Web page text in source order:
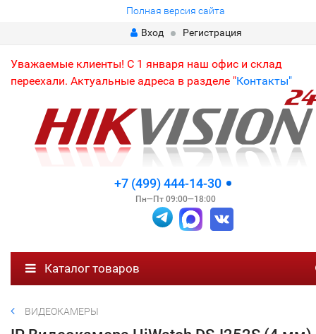
Полная версия сайта
Вход
Регистрация
Уважаемые клиенты! С 1 января наш офис и склад
переехали. Актуальные адреса в разделе "Контакты"
+7 (499) 444-14-30
Пн—Пт 09:00—18:00
Каталог товаров
ВИДЕОКАМЕРЫ